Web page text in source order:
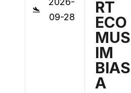
09-28
RT
ECO
MUS
IM
BIAS
A